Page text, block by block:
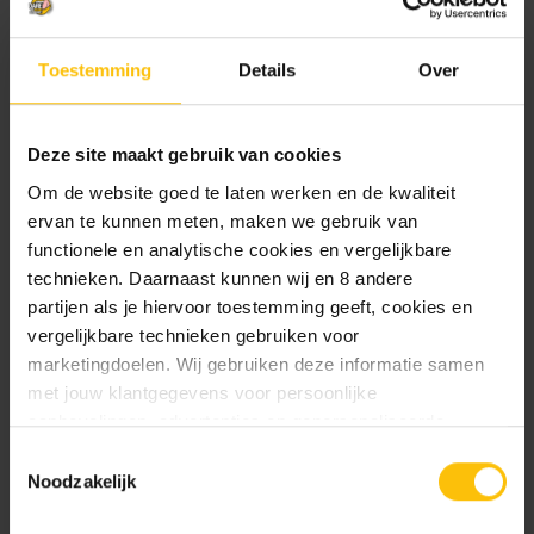
Toestemming Details Over
Deze site maakt gebruik van cookies
Om de website goed te laten werken en de kwaliteit
ervan te kunnen meten, maken we gebruik van
functionele en analytische cookies en vergelijkbare
technieken. Daarnaast kunnen wij en 8 andere
partijen als je hiervoor toestemming geeft, cookies en
vergelijkbare technieken gebruiken voor
marketingdoelen. Wij gebruiken deze informatie samen
met jouw klantgegevens voor persoonlijke
aanbevelingen, advertenties en gepersonaliseerde
ervaringen: je eigen DTDD (gepersonaliseerde
aanbevelingen, functionaliteiten en communicatie binnen
Noodzakelijk
gedverdemme goed! We gaan een stap verder met
Lucy. Een krachtige fruitige explosie die sterk
genoeg is om elke hotemetoot IPA aan te pakken,
maar ook op de meest elegante wijze elke
pilsbaas om haar vingers kan draaien. We hebben
grote verwachtingen voor onze nieuwe core-
superheld NEIPA. Want deze Lucy is freakin’
Juicy.
Durf jij dit bier aan? Intens fruitig en
verfrissend
Waanzinnig lekker bij: Gekruide gerechten,
De grootste smaakexplosie op: 5-7 graden